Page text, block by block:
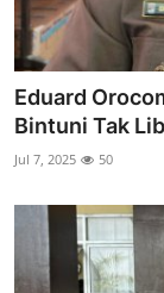
Eduard
Bintuni Tak
Jul 7, 2025 50